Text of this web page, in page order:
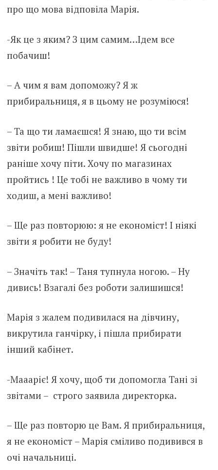
про що мова відповіла Марія.
-Як це з яким? З цим самим…Ідем все
побачиш!
– А чим я вам допоможу? Я ж
прибиральниця, я в цьому не розуміюся!
– Та що ти ламаєшся! Я знаю, що ти всім
звіти робиш! Пішли швидше! Я сьогодні
раніше хочу піти. Хочу по магазинах
пройтись ! Це тобі не важливо в чому ти
ходиш, а мені важливо!
– Ще раз повторюю: я не економіст! І ніякі
звіти я робити не буду!
– Значіть так! – Таня тупнула ногою. – Ну
дивись! Взагалі без роботи залишишся!
Марія з жалем подивилася на дівчину,
викрутила ганчірку, і пішла прибирати
інший кабінет.
-Маааріє! Я хочу, щоб ти допомогла Тані зі
звітами – строго заявила директорка.
– Ще раз повторю це Вам. Я прибиральниця,
я не економіст – Марія сміливо подивився в
очі начальниці.